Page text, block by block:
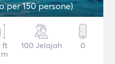
per 150 persone)
ft
100 Jelajah 0